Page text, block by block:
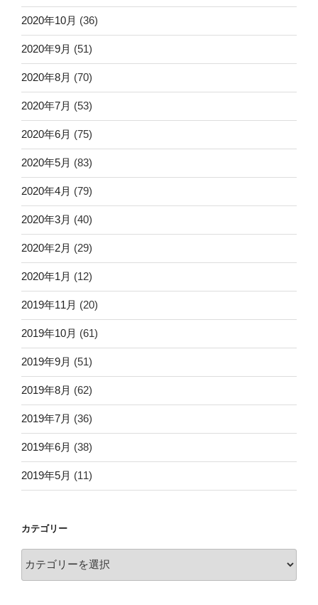
2020年10月 (36)
2020年9月 (51)
2020年8月 (70)
2020年7月 (53)
2020年6月 (75)
2020年5月 (83)
2020年4月 (79)
2020年3月 (40)
2020年2月 (29)
2020年1月 (12)
2019年11月 (20)
2019年10月 (61)
2019年9月 (51)
2019年8月 (62)
2019年7月 (36)
2019年6月 (38)
2019年5月 (11)
カテゴリー